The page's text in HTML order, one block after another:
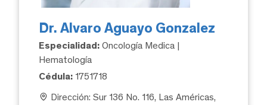
Dr. Alvaro Aguayo Gonzalez
Especialidad: Oncología Medica |
Hematología
Cédula: 1751718
Dirección: Sur 136 No. 116, Las Américas,